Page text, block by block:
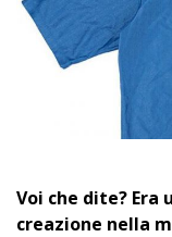
Voi che dite? Era
creazione nella